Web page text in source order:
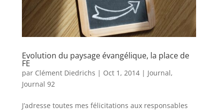
Evolution du paysage évangélique, la place de
FE
par Clément Diedrichs | Oct 1, 2014| Journal,
Journal 92
J’adresse toutes mes félicitations aux responsables